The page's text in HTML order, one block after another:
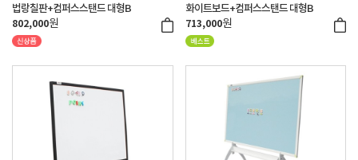
법랑칠판+컴퍼스스탠드 대형B
802,000원
화이트보드+컴퍼스스탠드 대형B
713,000원